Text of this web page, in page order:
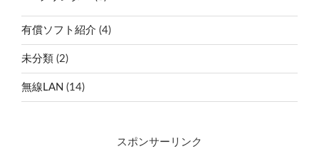
有償ソフト紹介 (4)
未分類 (2)
無線LAN (14)
スポンサーリンク